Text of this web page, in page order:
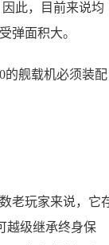
此，目前来说均
弹面积大。
的舰载机必须装配
老玩家来说，它
越级继承终身保